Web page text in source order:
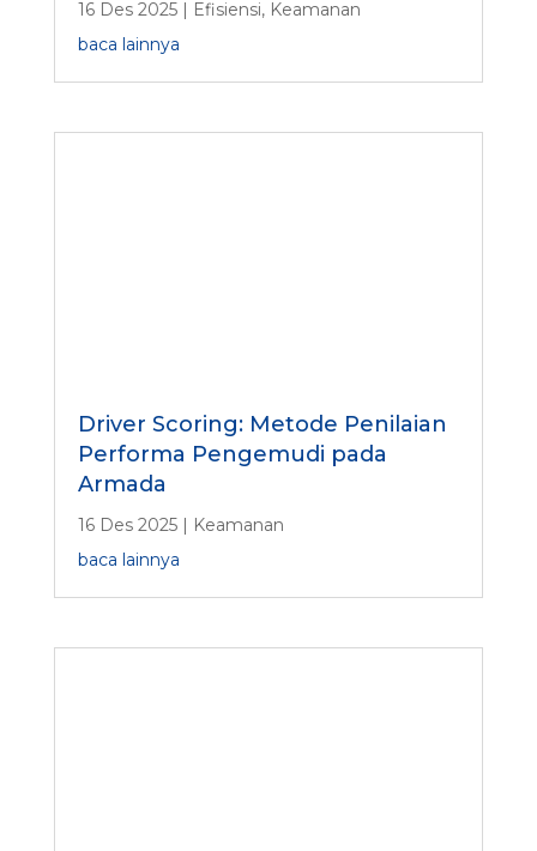
16 Des 2025| Efisiensi, Keamanan
baca lainnya
Driver Scoring: Metode Penilaian
Performa Pengemudi pada
Armada
16 Des 2025| Keamanan
baca lainnya